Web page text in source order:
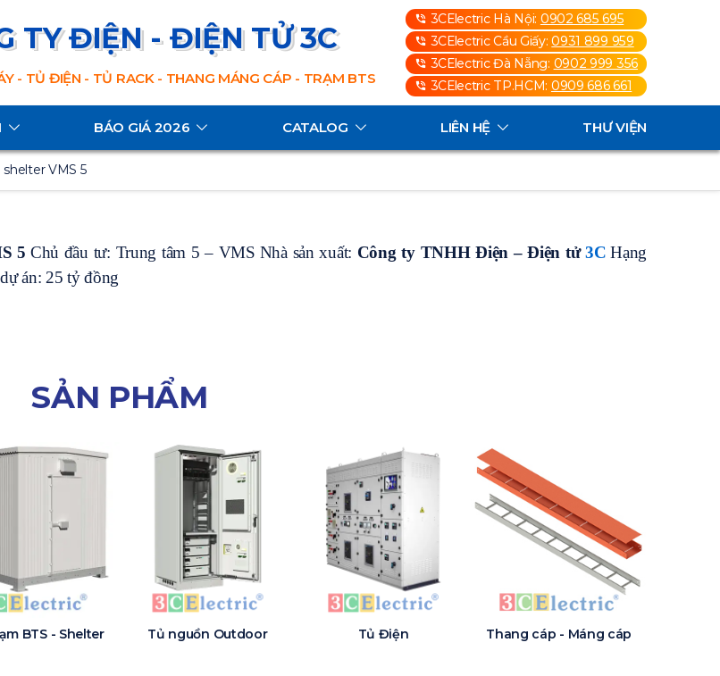
TY ĐIỆN - ĐIỆN TỬ 3C
- TỦ ĐIỆN - TỦ RACK - THANG MÁNG CÁP - TRẠM BTS
3CElectric Hà Nội: 0902 685 695
3CElectric Cầu Giấy:0931 899 959
3CElectric Đà Nẵng: 0902 999 356
3CElectric TP.HCM: 0909 686 661
BÁO GIÁ 2026 CATALOG LIÊN HỆ THƯ VIỆN
VMS 5
5 Chủ đầu tư: Trung tâm 5 – VMS Nhà sản xuất: Công ty TNHH Điện – Điện tử3C Hạng
án: 25 tỷ đồng
SẢN PHẨM
BTS - Shelter Tủ nguồn Outdoor Tủ Điện Thang cáp - Máng cáp